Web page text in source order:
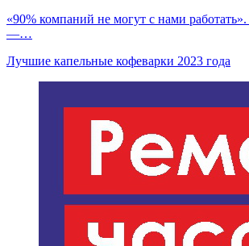
«90% компаний не могут с нами
—…
Лучшие капельные кофеварки 2023 года